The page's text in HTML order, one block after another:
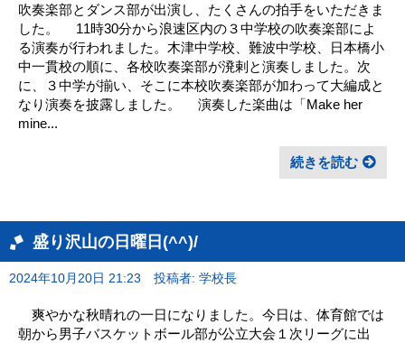
吹奏楽部とダンス部が出演し、たくさんの拍手をいただきま
した。 11時30分から浪速区内の３中学校の吹奏楽部によ
る演奏が行われました。木津中学校、難波中学校、日本橋小
中一貫校の順に、各校吹奏楽部が溌剌と演奏しました。次
に、３中学が揃い、そこに本校吹奏楽部が加わって大編成と
なり演奏を披露しました。 演奏した楽曲は「Make her
mine...
続きを読む
盛り沢山の日曜日(^^)/
2024年10月20日 21:23 投稿者: 学校長
爽やかな秋晴れの一日になりました。今日は、体育館では
朝から男子バスケットボール部が公立大会１次リーグに出